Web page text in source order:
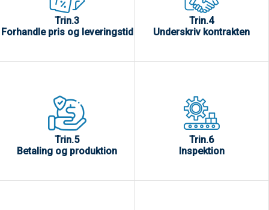
Trin.3
Forhandle pris og leveringstid
Trin.4
Underskriv kontrakten
Trin.5
Betaling og produktion
Trin.6
Inspektion